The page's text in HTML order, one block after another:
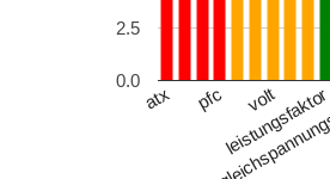
atx pfc volt
leistungsfaktor
0.0
2.5